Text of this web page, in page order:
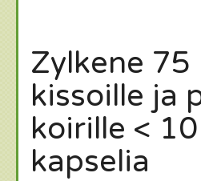
Zylkene 75
kissoille ja
koirille <
kapselia